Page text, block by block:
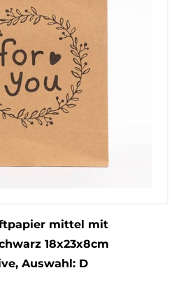
mittel mit
18x23x8cm
, Auswahl: D